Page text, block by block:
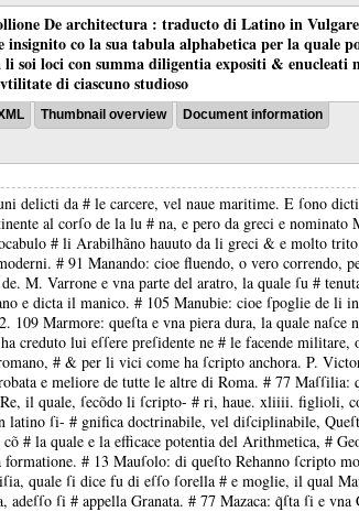
De architectura : traducto di Latino in
co la sua tabula alphabetica per la quale
soi loci con summa diligentia expositi &
di ciascuno studioso
Thumbnail overview Document information
delicti da # le carcere, vel naue maritime. E ſono
al corſo de la lu # na, e pero da greci e
# li Arabilhãno hauuto da li greci & e molto
# 91 Manando: cioe fluendo, o vero correndo,
M. Varrone e vna parte del aratro, la quale ſu #
e dicta il manico. # 105 Manubie: cioe ſpoglie de
109 Marmore: queſta e vna piera dura, la quale
creduto lui eſſere preſidente ne # le facende
# & per li vici come ha ſcripto anchora. P.
e meliore de tutte le altre di Roma. # 77
Re, il quale, ſecõdo li ſcripto- # ri, haue. xliiii. figlioli,
latino ſi- # gnifica doctrinabile, vel diſciplinabile,
# la quale e la efficace potentia del Arithmetica, #
formatione. # 13 Mauſolo: di queſto Rehanno ſcripto
quale ſi dice fu di eſſo ſorella # e moglie, il qual
adeſſo ſi # appella Granata. # 77 Mazaca: q̃ſta ſi e